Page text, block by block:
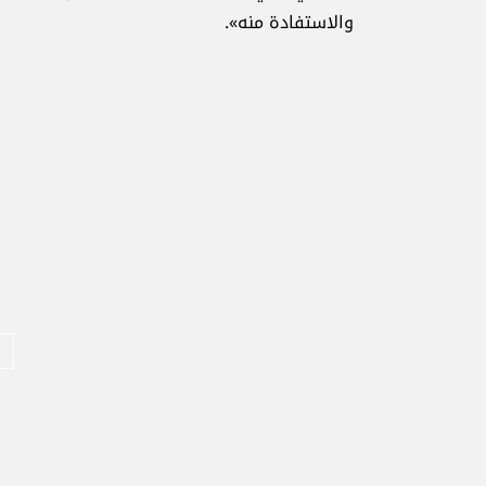
والاستفادة منه».